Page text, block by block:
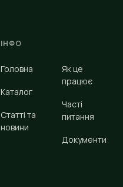
ІНФО
Головна
Каталог
Статті та
новини
Як це
працює
Часті
питання
Документи